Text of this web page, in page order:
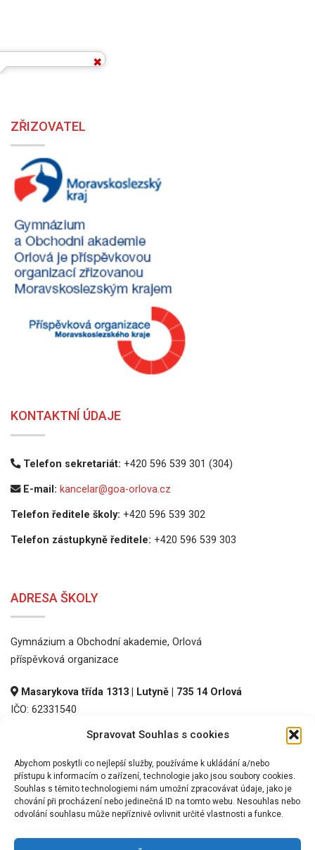
Spravovat Souhlas s cookies
Abychom poskytli co nejlepší služby, používáme k ukládání a/nebo
přístupu k informacím o zařízení, technologie jako jsou soubory cookies.
Souhlas s těmito technologiemi nám umožní zpracovávat údaje, jako je
chování při procházení nebo jedinečná ID na tomto webu. Nesouhlas nebo
odvolání souhlasu může nepříznivě ovlivnit určité vlastnosti a funkce.
ZŘIZOVATEL
KONTAKTNÍ ÚDAJE
Telefon sekretariát: +420 596 539 301 (304)
E-mail: kancelar@goa-orlova.cz
Telefon ředitele školy: +420 596 539 302
Telefon zástupkyně ředitele: +420 596 539 303
ADRESA ŠKOLY
Gymnázium a Obchodní akademie, Orlová
příspěvková organizace
Masarykova třída 1313 | Lutyně | 735 14 Orlová
IČO: 62331540